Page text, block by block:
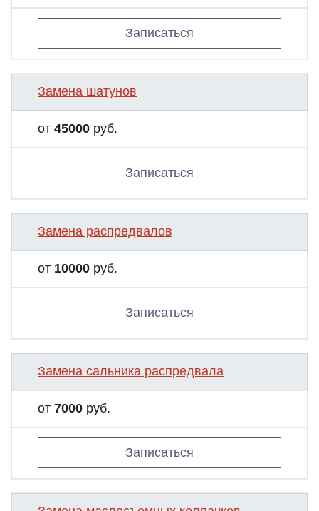
Записаться
Замена шатунов
от 45000 руб.
Записаться
Замена распредвалов
от 10000 руб.
Записаться
Замена сальника распредвала
от 7000 руб.
Записаться